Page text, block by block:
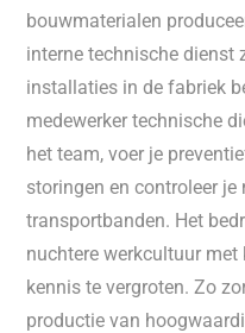
bouwmaterialen
interne technische dienst
installaties in de fabriek
medewerker technische
het team, voer je
storingen en controleer je
transportbanden. Het
nuchtere werkcultuur
kennis te vergroten. Zo
productie van